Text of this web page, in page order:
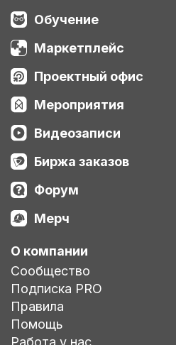
Обучение
Маркетплейс
Проектный офис
Мероприятия
Видеозаписи
Биржа заказов
Форум
Мерч
О компании
Сообщество
Подписка PRO
Правила
Помощь
Работа у нас